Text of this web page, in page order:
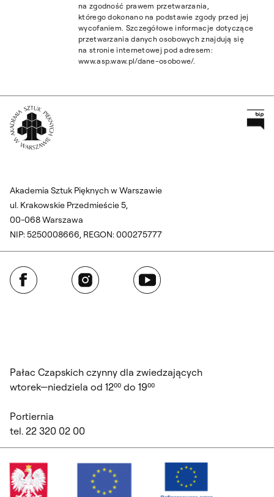
na zgodność prawem przetwarzania,
którego dokonano na podstawie zgody przed jej
wycofaniem. Szczegółowe informacje dotyczące
przetwarzania danych osobowych znajdują się
na stronie internetowej pod adresem:
www.asp.waw.pl/dane-osobowe/.
Akademia Sztuk Pięknych w Warszawie
ul. Krakowskie Przedmieście 5,
00-068 Warszawa
NIP: 5250008666, REGON: 000275777
Facebook Instagram YouTube
Pałac Czapskich czynny dla zwiedzających
wtorek—niedziela od 12⁰⁰ do 19⁰⁰
Portiernia
tel. 22 320 02 00